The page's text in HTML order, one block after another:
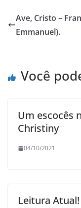
Ave, Cristo –
Emmanuel).
Você
Um escocês
Christiny
04/10/2021
Leitura